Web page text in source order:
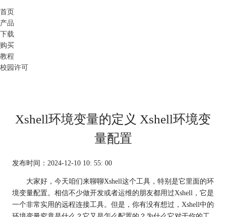
首页
产品
下载
购买
教程
校园许可
Xshell环境变量的定义 Xshell环境变
量配置
发布时间：2024-12-10 10: 55: 00
大家好，今天咱们来聊聊Xshell这个工具，特别是它里面的环
境变量配置。相信不少做开发或者运维的朋友都用过Xshell，它是
一个非常实用的远程连接工具。但是，你有没有想过，Xshell中的